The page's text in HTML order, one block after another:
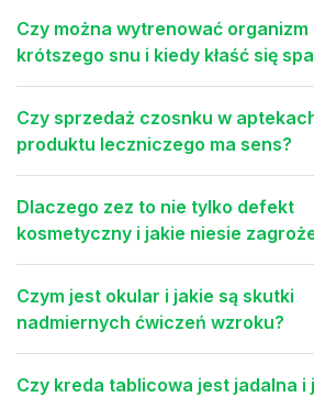
Czy można wytrenować organizm
krótszego snu i kiedy kłaść się
Czy sprzedaż czosnku w
produktu leczniczego ma sens?
Dlaczego zez to nie tylko defekt
kosmetyczny i jakie niesie
Czym jest okular i jakie są skutki
nadmiernych ćwiczeń wzroku?
Czy kreda tablicowa jest jadalna i